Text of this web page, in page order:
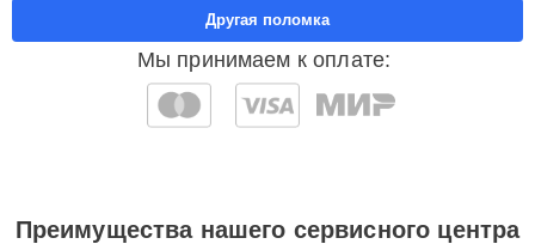
Мы принимаем к оплате:
Другая поломка
Преимущества нашего сервисного центра